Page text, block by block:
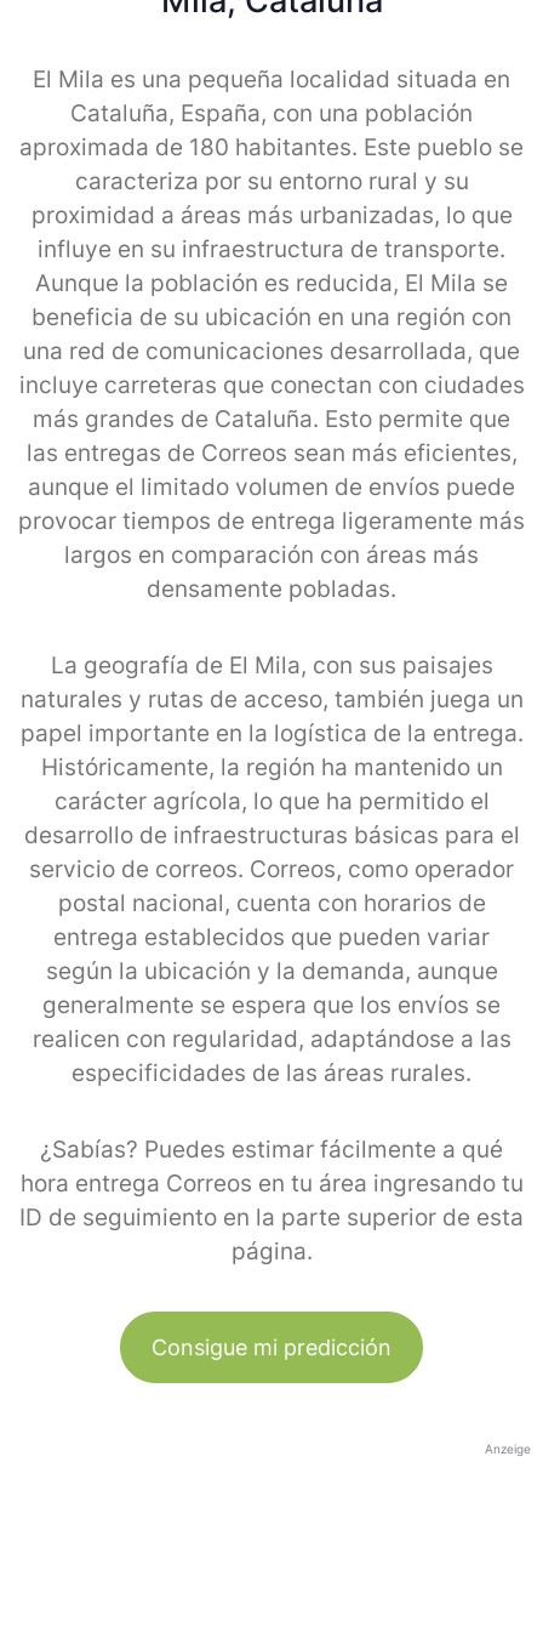
El Mila es una pequeña localidad situada en
Cataluña, España, con una población
aproximada de 180 habitantes. Este pueblo se
caracteriza por su entorno rural y su
proximidad a áreas más urbanizadas, lo que
influye en su infraestructura de transporte.
Aunque la población es reducida, El Mila se
beneficia de su ubicación en una región con
una red de comunicaciones desarrollada, que
incluye carreteras que conectan con ciudades
más grandes de Cataluña. Esto permite que
las entregas de Correos sean más eficientes,
aunque el limitado volumen de envíos puede
provocar tiempos de entrega ligeramente más
largos en comparación con áreas más
densamente pobladas.
La geografía de El Mila, con sus paisajes
naturales y rutas de acceso, también juega un
papel importante en la logística de la entrega.
Históricamente, la región ha mantenido un
carácter agrícola, lo que ha permitido el
desarrollo de infraestructuras básicas para el
servicio de correos. Correos, como operador
postal nacional, cuenta con horarios de
entrega establecidos que pueden variar
según la ubicación y la demanda, aunque
generalmente se espera que los envíos se
realicen con regularidad, adaptándose a las
especificidades de las áreas rurales.
¿Sabías? Puedes estimar fácilmente a qué
hora entrega Correos en tu área ingresando tu
ID de seguimiento en la parte superior de esta
página.
Consigue mi predicción
Anzeige